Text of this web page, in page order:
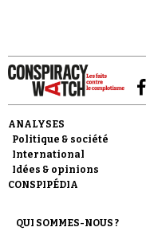
ANALYSES
Politique & société
International
Idées & opinions
CONSPIPÉDIA
QUI SOMMES-NOUS ?